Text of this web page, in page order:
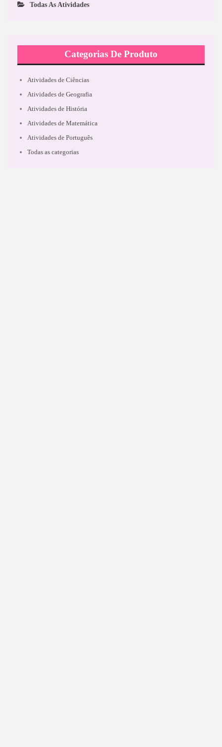
Todas As Atividades
Categorias De Produto
Atividades de Ciências
Atividades de Geografia
Atividades de História
Atividades de Matemática
Atividades de Português
Todas as categorias